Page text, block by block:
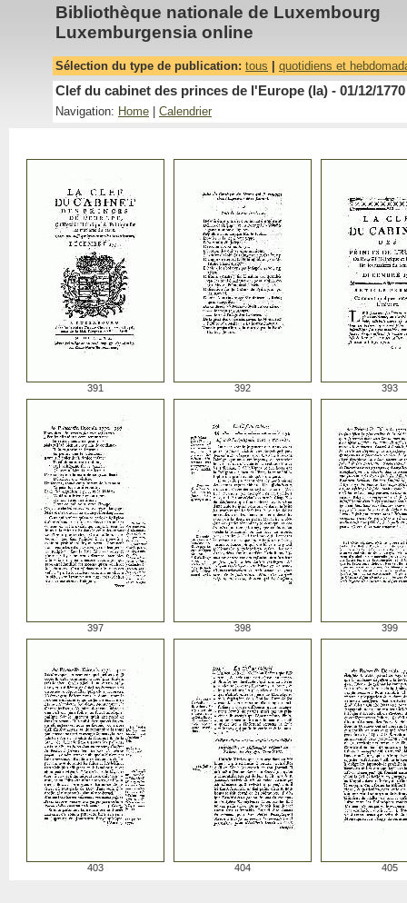
Bibliothèque nationale de Luxembourg
Luxemburgensia online
Sélection du type de publication: tous quotidiens et
Clef du cabinet des princes de l'Europe (la) - 01/12/1770
Navigation: Home Calendrier
391 392 393
397 398 399
403 404 405